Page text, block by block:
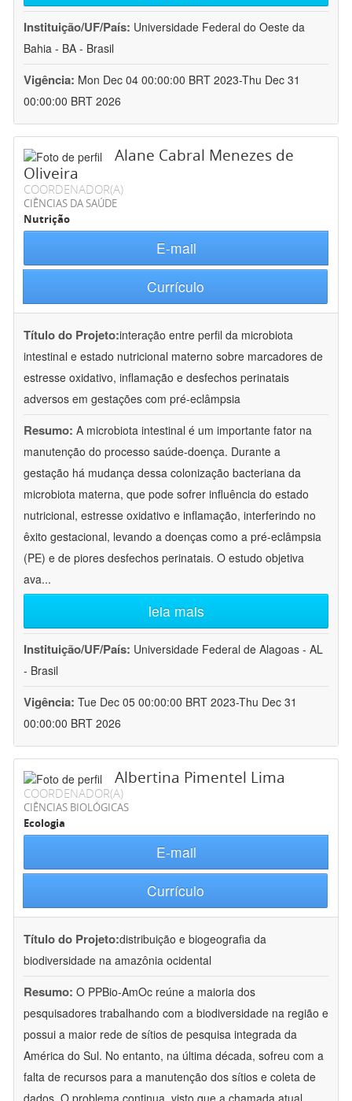
Instituição/UF/País: Universidade Federal do Oeste da
Bahia - BA - Brasil
Vigência: Mon Dec 04 00:00:00 BRT 2023-Thu Dec 31
00:00:00 BRT 2026
Alane Cabral Menezes de
Oliveira
COORDENADOR(A)
CIÊNCIAS DA SAÚDE
Nutrição
E-mail
Currículo
Título do Projeto:interação entre perfil da microbiota
intestinal e estado nutricional materno sobre marcadores de
estresse oxidativo, inflamação e desfechos perinatais
adversos em gestações com pré-eclâmpsia
Resumo: A microbiota intestinal é um importante fator na
manutenção do processo saúde-doença. Durante a
gestação há mudança dessa colonização bacteriana da
microbiota materna, que pode sofrer influência do estado
nutricional, estresse oxidativo e inflamação, interferindo no
êxito gestacional, levando a doenças como a pré-eclâmpsia
(PE) e de piores desfechos perinatais. O estudo objetiva
ava...
leia mais
Instituição/UF/País: Universidade Federal de Alagoas - AL
- Brasil
Vigência: Tue Dec 05 00:00:00 BRT 2023-Thu Dec 31
00:00:00 BRT 2026
Albertina Pimentel Lima
COORDENADOR(A)
CIÊNCIAS BIOLÓGICAS
Ecologia
E-mail
Currículo
Título do Projeto:distribuição e biogeografia da
biodiversidade na amazônia ocidental
Resumo: O PPBio-AmOc reúne a maioria dos
pesquisadores trabalhando com a biodiversidade na região e
possui a maior rede de sítios de pesquisa integrada da
América do Sul. No entanto, na última década, sofreu com a
falta de recursos para a manutenção dos sítios e coleta de